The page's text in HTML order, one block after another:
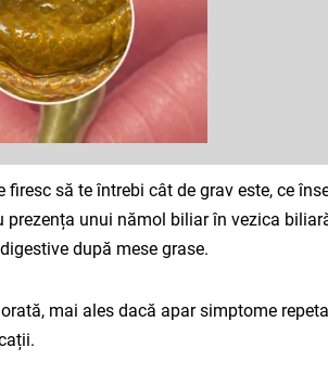
să te întrebi cât de grav este, ce
unui nămol biliar în vezica
după mese grase.
mai ales dacă apar simptome